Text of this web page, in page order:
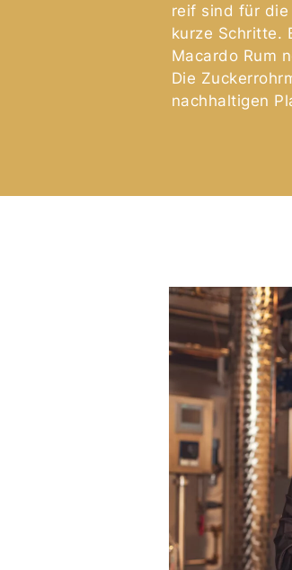
reif sind für
kurze Schritte.
Macardo Rum
Die
nachhaltigen